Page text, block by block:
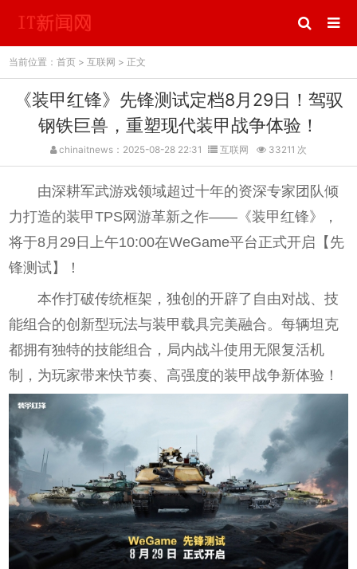
当前位置： 首页> 互联网 > 正文
《装甲红锋》先锋测试定档8月29日！驾驭
钢铁巨兽，重塑现代装甲战争体验！
chinaitnews：2025-08-28 22:31 互联网 33211 次
由深耕军武游戏领域超过十年的资深专家团队倾
力打造的装甲TPS网游革新之作——《装甲红锋》，
将于8月29日上午10:00在WeGame平台正式开启【先
锋测试】！
本作打破传统框架，独创的开辟了自由对战、技
能组合的创新型玩法与装甲载具完美融合。每辆坦克
都拥有独特的技能组合，局内战斗使用无限复活机
制，为玩家带来快节奏、高强度的装甲战争新体验！